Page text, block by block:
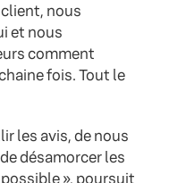
nous
et nous
comment
fois. Tout le
les avis, de nous
désamorcer les
», poursuit